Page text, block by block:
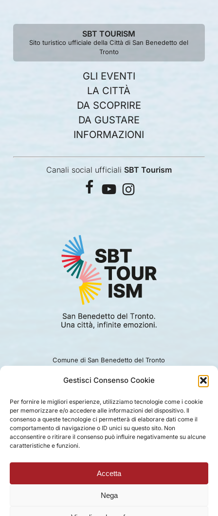
Gestisci Consenso Cookie
Per fornire le migliori esperienze, utilizziamo tecnologie come i cookie
per memorizzare e/o accedere alle informazioni del dispositivo. Il
consenso a queste tecnologie ci permetterà di elaborare dati come il
comportamento di navigazione o ID unici su questo sito. Non
acconsentire o ritirare il consenso può influire negativamente su alcune
caratteristiche e funzioni.
Accetta
Nega
SBT TOURISM
Sito turistico ufficiale della Città di San Benedetto del
Tronto
GLI EVENTI
LA CITTÀ
DA SCOPRIRE
DA GUSTARE
INFORMAZIONI
Canali social ufficiali SBT Tourism
facebook
youtubeinstagram
Comune di San Benedetto del Tronto
Ufficio turismo: 0735.794229
PRIVACY |COOKIE | LEGAL |DISCLAIMER